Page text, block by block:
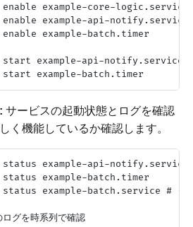
example-core-logic.service
example-api-notify.service
example-batch.timer
example-api-notify.service # 依存
サービスの起動状態とログを確認
く機能しているか確認します。
status example-api-notify.service
example-batch.timer
example-batch.service # タイマ
グを時系列で確認